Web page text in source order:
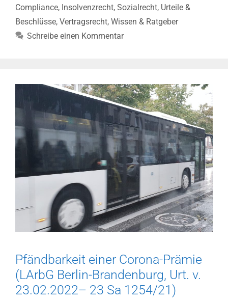
ist
Pflicht
(BAG,
ABR
Compliance, Insolvenzrecht, Sozialrecht, Urteile &
Beschlüsse, Vertragsrecht, Wissen & Ratgeber
Schreibe einen Kommentar
Pfändbarkeit einer Corona-Prämie
(LArbG Berlin-Brandenburg, Urt. v.
23.02.2022– 23 Sa 1254/21)